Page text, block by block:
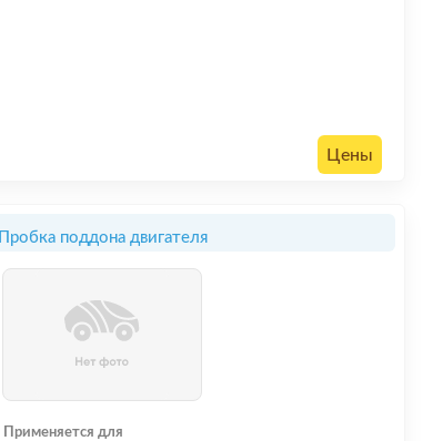
Цены
Пробка поддона двигателя
Применяется для